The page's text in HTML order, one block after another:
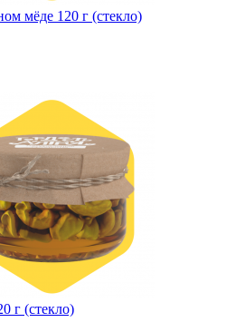
мёде 120 г (стекло)
г (стекло)